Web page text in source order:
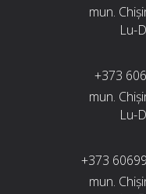
mun.
Lu-
+373
mun.
Lu-
+373
mun.